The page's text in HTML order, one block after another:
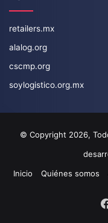
retailers.mx
alalog.org
cscmp.org
soylogistico.org.mx
© Copyright 2026,
Inicio
Quiénes somos